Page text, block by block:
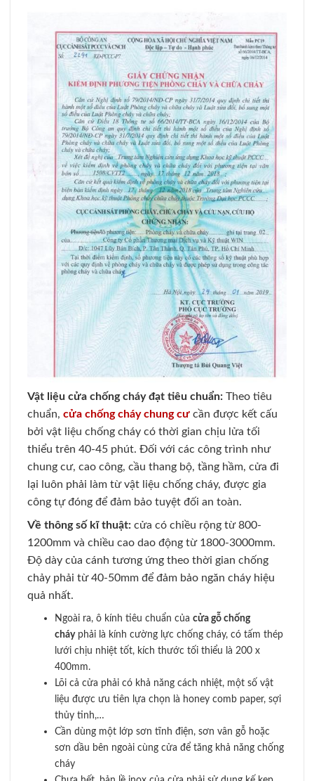
Vật liệu cửa chống cháy đạt tiêu chuẩn: Theo tiêu
chuẩn, cửa chống cháy chung cư cần được kết cấu
bởi vật liệu chống cháy có thời gian chịu lửa tối
thiểu trên 40-45 phút. Đối với các công trình như
chung cư, cao công, cầu thang bộ, tầng hầm, cửa đi
lại luôn phải làm từ vật liệu chống cháy, được gia
công tự đóng để đảm bảo tuyệt đối an toàn.
Về thông số kĩ thuật: cửa có chiều rộng từ 800-
1200mm và chiều cao dao động từ 1800-3000mm.
Độ dày của cánh tương ứng theo thời gian chống
chảy phải từ 40-50mm để đảm bảo ngăn cháy hiệu
quả nhất.
Ngoài ra, ô kính tiêu chuẩn của cửa gỗ chống
cháyphải là kính cường lực chống cháy, có tấm thép
lưới chịu nhiệt tốt, kích thước tối thiểu là 200 x
400mm.
Lõi cả cửa phải có khả năng cách nhiệt, một số vật
liệu được ưu tiên lựa chọn là honey comb paper, sợi
thủy tinh,…
Cần dùng một lớp sơn tĩnh điện, sơn vân gỗ hoặc
sơn dầu bên ngoài cùng cửa để tăng khả năng chống
cháy